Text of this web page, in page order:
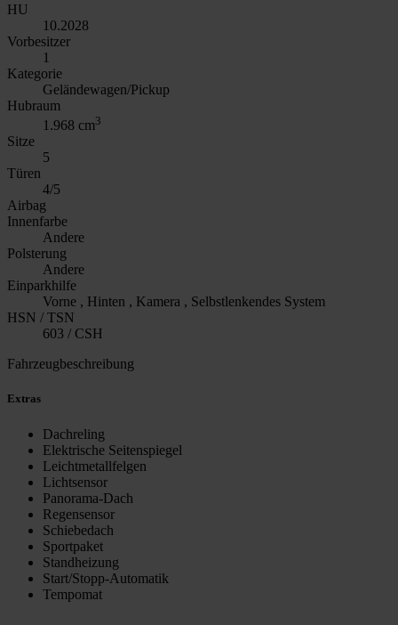
HU
10.2028
Vorbesitzer
1
Kategorie
Geländewagen/Pickup
Hubraum
1.968 cm3
Sitze
5
Türen
4/5
Airbag
Innenfarbe
Andere
Polsterung
Andere
Einparkhilfe
Vorne , Hinten , Kamera , Selbstlenkendes System
HSN / TSN
603 / CSH
Fahrzeugbeschreibung
Extras
Dachreling
Elektrische Seitenspiegel
Leichtmetallfelgen
Lichtsensor
Panorama-Dach
Regensensor
Schiebedach
Sportpaket
Standheizung
Start/Stopp-Automatik
Tempomat